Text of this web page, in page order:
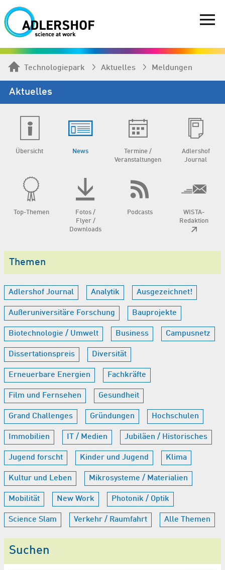
Technologiepark Aktuelles Meldungen
Aktuelles
Übersicht News
Termine /
Veranstaltungen
Adlershof
Journal
Top-Themen
Fotos /
Flyer /
Downloads
Podcasts
WISTA-
Redaktion
Themen
Adlershof Journal Analytik Ausgezeichnet!
Außeruniversitäre Forschung Bauprojekte
Biotechnologie / Umwelt Business Campusnetz
Dissertationspreis Diversität
Erneuerbare Energien Fachkräfte
Film und Fernsehen Gesundheit
Grand Challenges Gründungen Hochschulen
Immobilien IT / Medien Jubiläen / Historisches
Jugend forscht Kinder und Jugend Klima
Kultur und Leben Mikrosysteme / Materialien
Mobilität New Work Photonik / Optik
Science Slam Verkehr / Raumfahrt Alle Themen
Suchen